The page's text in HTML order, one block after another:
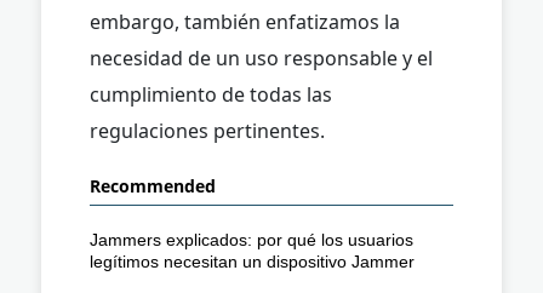
embargo, también enfatizamos la
necesidad de un uso responsable y el
cumplimiento de todas las
regulaciones pertinentes.
Recommended
Jammers explicados: por qué los usuarios
legítimos necesitan un dispositivo Jammer